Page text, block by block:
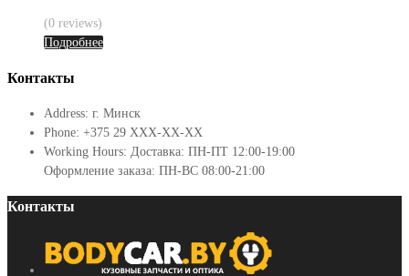
(0 reviews)
Подробнее
Контакты
Address: г. Минск
Phone: +375 29 ХХХ-ХХ-ХХ
Working Hours: Доставка: ПН-ПТ 12:00-19:00
Оформление заказа: ПН-ВС 08:00-21:00
Контакты